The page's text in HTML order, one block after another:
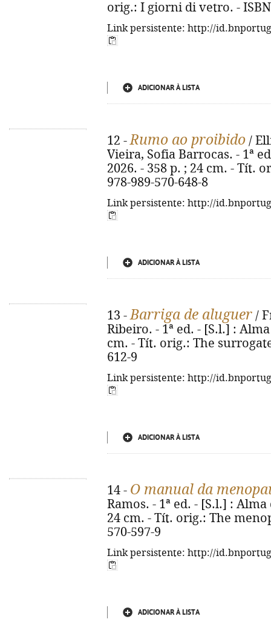
orig.: I giorni di vetro. - ISBN
Link persistente: http://
ADICIONAR À LISTA
12 -Rumo ao proibido /
Vieira, Sofia Barrocas. - 1ª
2026. - 358 p. ; 24 cm. - Tít.
978-989-570-648-8
Link persistente: http://
ADICIONAR À LISTA
13 -Barriga de aluguer /
Ribeiro. - 1ª ed. - [S.l.] :
cm. - Tít. orig.: The
612-9
Link persistente: http://
ADICIONAR À LISTA
14 - O manual da
Ramos. - 1ª ed. - [S.l.] :
24 cm. - Tít. orig.: The
570-597-9
Link persistente: http://
ADICIONAR À LISTA